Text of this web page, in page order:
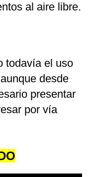
al aire libre.
todavía el uso
desde
presentar
por vía